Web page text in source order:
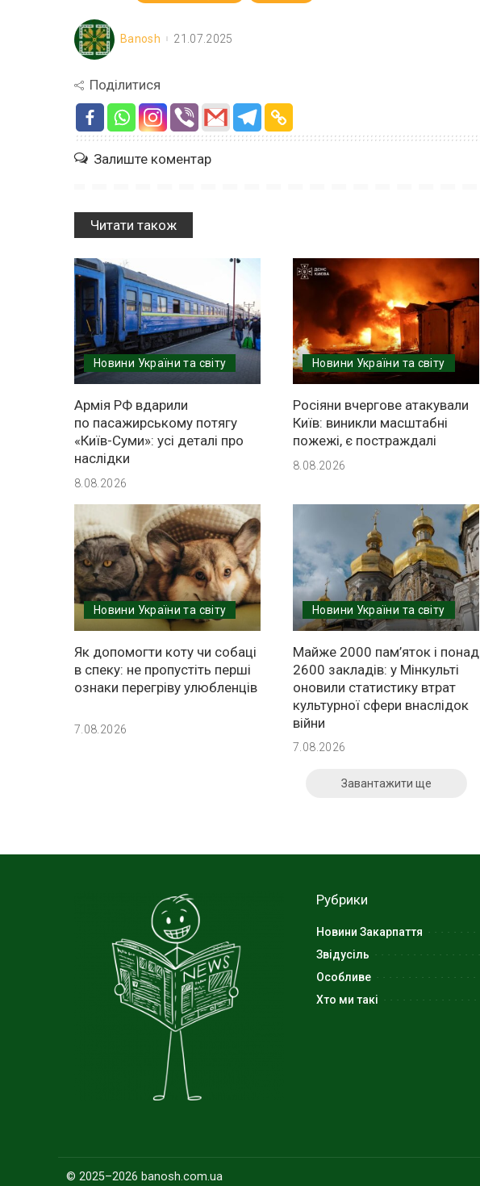
Banosh 21.07.2025
Поділитися
Залиште коментар
Читати також
Новини України та світу
Армія РФ вдарили
по пасажирському потягу
«Київ-Суми»: усі деталі про
наслідки
8.08.2026
Новини України та світу
Росіяни вчергове атакували
Київ: виникли масштабні
пожежі, є постраждалі
8.08.2026
Новини України та світу
Як допомогти коту чи собаці
в спеку: не пропустіть перші
ознаки перегріву улюбленців
7.08.2026
Новини України та світу
Майже 2000 пам’яток і понад
2600 закладів: у Мінкульті
оновили статистику втрат
культурної сфери внаслідок
війни
7.08.2026
Завантажити ще
Рубрики
Новини Закарпаття
Звідусіль
Особливе
Хто ми такі
© 2025–2026 banosh.com.ua